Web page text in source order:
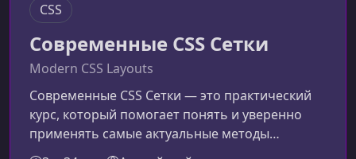
CSS
Современные CSS Сетки
Modern CSS Layouts
Современные CSS Сетки — это практический
курс, который помогает понять и уверенно
применять самые актуальные методы
построения макетов в веб-разработке. Вы